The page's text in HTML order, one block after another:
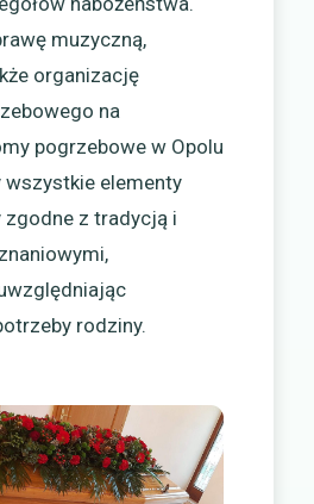
muzyczną,
organizację
na
pogrzebowe w Opolu
wszystkie elementy
zgodne z tradycją i
rodziny.